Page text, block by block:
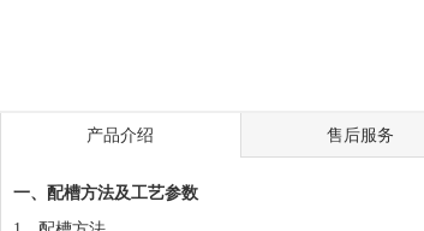
产品介绍 售后服务
一、配槽方法及工艺参数